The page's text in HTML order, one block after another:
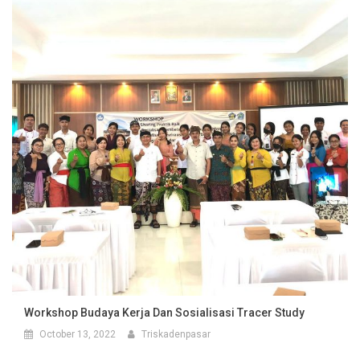
Workshop Budaya Kerja Dan Sosialisasi Tracer Study
October 13, 2022 Triskadenpasar